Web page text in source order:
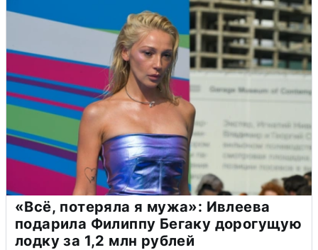
«Всё, потеряла я мужа»: Ивлеева
подарила Филиппу Бегаку дорогущую
лодку за 1,2 млн рублей